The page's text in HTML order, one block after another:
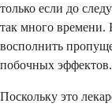
только если до
так много
восполнить
побочных эффектов.
Поскольку это